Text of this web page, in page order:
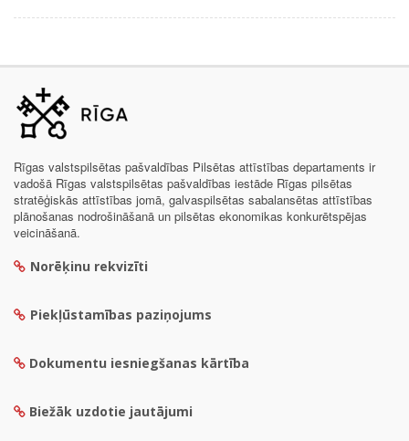
Rīgas valstspilsētas pašvaldības Pilsētas attīstības departaments ir
vadošā Rīgas valstspilsētas pašvaldības iestāde Rīgas pilsētas
stratēģiskās attīstības jomā, galvaspilsētas sabalansētas attīstības
plānošanas nodrošināšanā un pilsētas ekonomikas konkurētspējas
veicināšanā.
Norēķinu rekvizīti
Piekļūstamības paziņojums
Dokumentu iesniegšanas kārtība
Biežāk uzdotie jautājumi